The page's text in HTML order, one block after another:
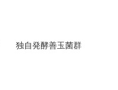
独自発酵善玉菌群